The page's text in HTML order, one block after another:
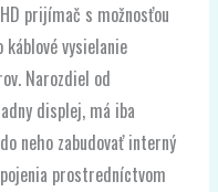
prijímač s možnosťou
vysielanie
Narozdiel od
displej, má iba
neho zabudovať interný
prostredníctvom